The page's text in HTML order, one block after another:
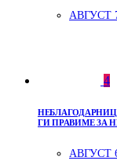
АВГУСТ
4
ГИ ПРАВИМЕ ЗА
АВГУСТ